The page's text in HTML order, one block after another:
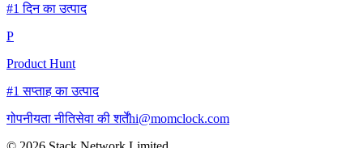
#1 दिन का उत्पाद
P
Product Hunt
#1 सप्ताह का उत्पाद
गोपनीयता नीतिसेवा की शर्तेंhi@momclock.com